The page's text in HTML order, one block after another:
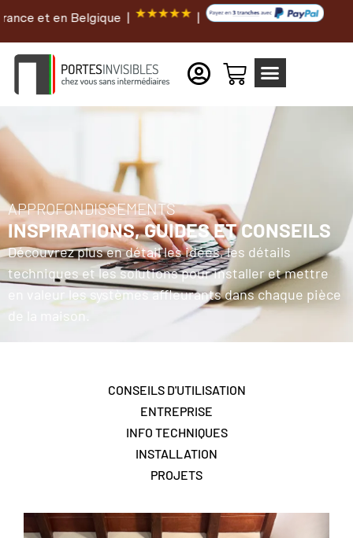
Belgique | |
APPROFONDISSEMENTS
INSPIRATIONS, GUIDES ET CONSEILS
Découvrez plus en détail les idées, les détails
techniques et les solutions pour installer et mettre
en valeur les systèmes affleurants dans chaque pièce
de la maison.
CONSEILS D'UTILISATION
ENTREPRISE
INFO TECHNIQUES
INSTALLATION
PROJETS